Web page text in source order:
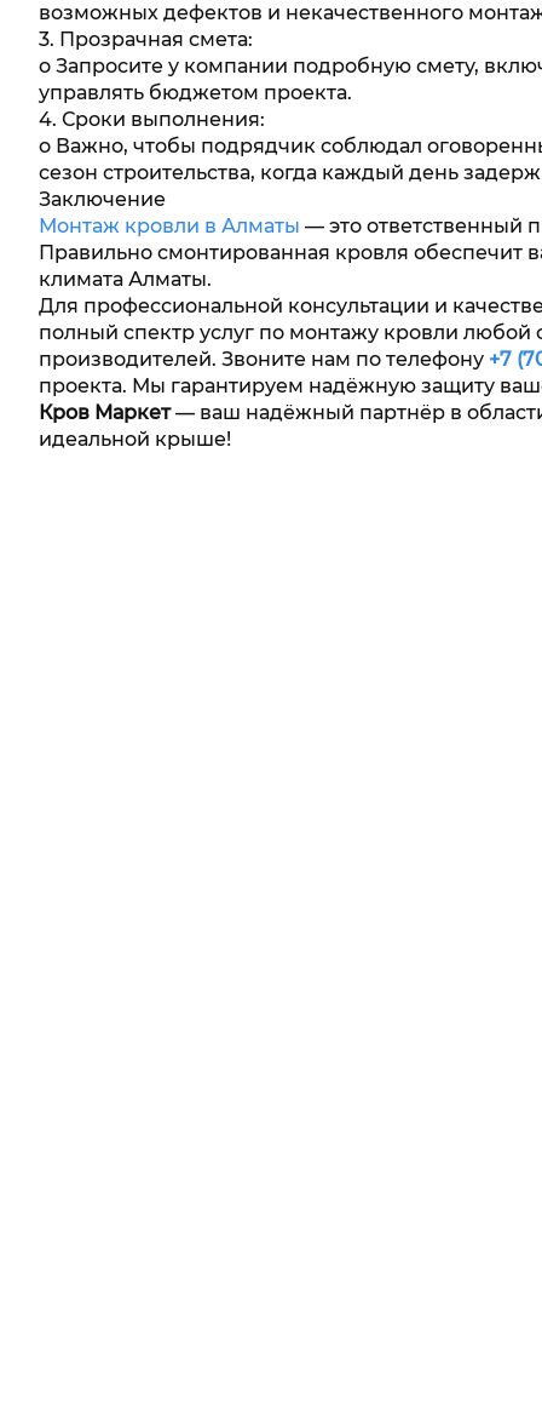
возможных дефектов и некачественного
3. Прозрачная смета:
o Запросите у компании подробную смету,
управлять бюджетом проекта.
4. Сроки выполнения:
o Важно, чтобы подрядчик соблюдал
сезон строительства, когда каждый день
Заключение
Монтаж кровли в Алматы — это ответственный
Правильно смонтированная кровля обеспечит
климата Алматы.
Для профессиональной консультации и
полный спектр услуг по монтажу кровли
производителей. Звоните нам по телефону +7
проекта. Мы гарантируем надёжную защиту
Кров Маркет— ваш надёжный партнёр в
идеальной крыше!